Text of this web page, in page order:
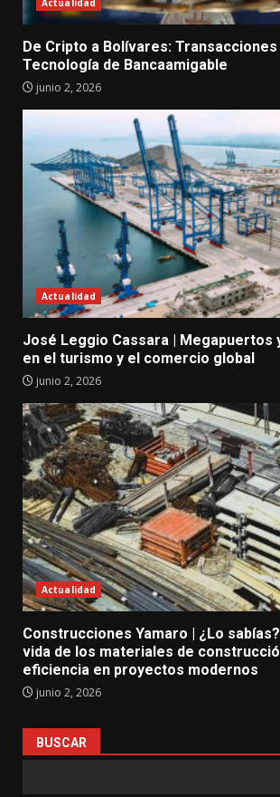
Actualidad
De Cripto a Bolívares:
Tecnología de Bancaamigable
junio 2, 2026
Actualidad
José Leggio Cassara | Megapuertos
en el turismo y el comercio global
junio 2, 2026
Actualidad
Construcciones Yamaro | ¿Lo
vida de los materiales de
eficiencia en proyectos modernos
junio 2, 2026
BUSCAR